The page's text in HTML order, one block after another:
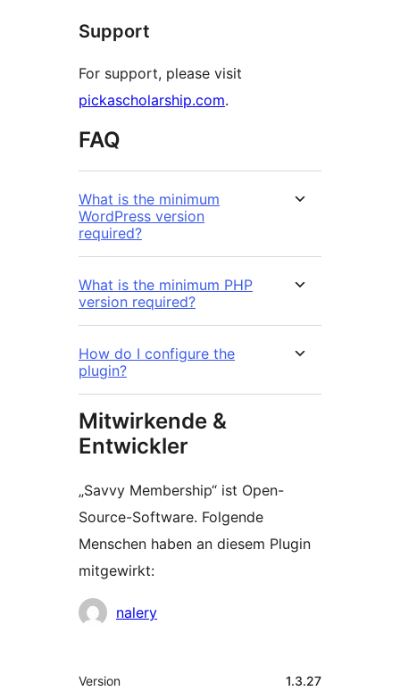
Support
For support, please visit
pickascholarship.com.
FAQ
What is the minimum
WordPress version
required?
What is the minimum PHP
version required?
How do I configure the
plugin?
Mitwirkende &
Entwickler
„Savvy Membership“ ist Open-
Source-Software. Folgende
Menschen haben an diesem Plugin
mitgewirkt:
Mitwirkende
nalery
Meta
Version 1.3.27